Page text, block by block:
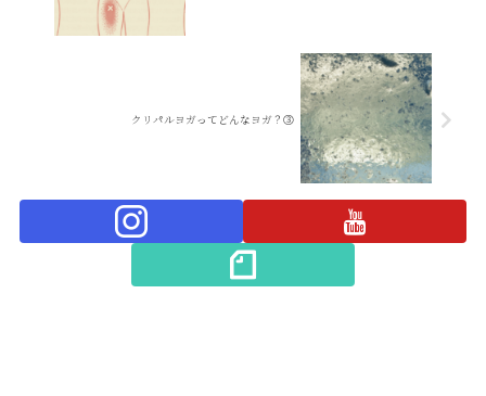
クリパルヨガってどんなヨガ？③